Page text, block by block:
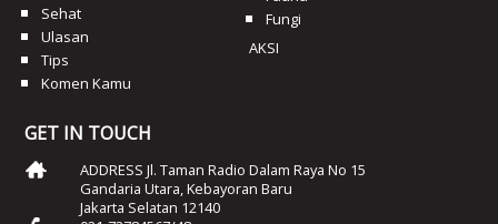
Sehat
Ulasan
Tips
Komen Kamu
Fungi
AKSI
GET IN TOUCH
ADDRESS Jl. Taman Radio Dalam Raya No 15
Gandaria Utara, Kebayoran Baru
Jakarta Selatan 12140